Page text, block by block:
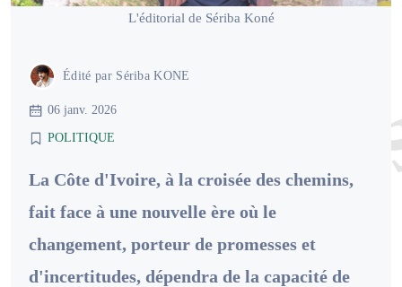
L'éditorial de Sériba Koné
Édité par Sériba KONE
06 janv. 2026
POLITIQUE
La Côte d'Ivoire, à la croisée des chemins,
fait face à une nouvelle ère où le
changement, porteur de promesses et
d'incertitudes, dépendra de la capacité de